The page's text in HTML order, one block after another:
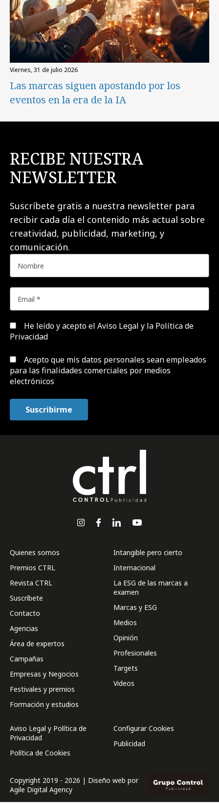
viernes, 31 de julio 2026
Las marcas siguen apostando por los
eventos en la era de la IA
RECIBE NUESTRA
NEWSLETTER
Suscríbete gratis a nuestra newsletter para
recibir cada día el contenido más actual sobre
creatividad, publicidad, marketing, y
comunicación.
He leído y acepto el Aviso Legal y la Política de
Privacidad
Acepto que mis datos personales sean empleados
para las finalidades comerciales por medios
electrónicos
Quienes somos
Premios CTRL
Revista CTRL
Suscríbete
Contacto
Agencias
Área de expertos
Campañas
Empresas y Negocios
Festivales y premios
Formación y estudios
Intangible pero cierto
Internacional
La ESG de las marcas a
examen
Marcas y ESG
Medios
Opinión
Profesionales
Targets
Videos
Aviso Legal y Política de
Privacidad
Política de Cookies
Configurar Cookies
Publicidad
Copyright 2019 - 2026 | Diseño web por
Agile Digital Agency